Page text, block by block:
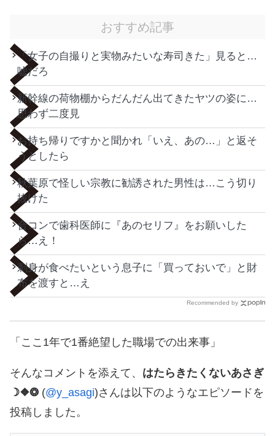
おすすめ記事
「女子の自撮りと実物みたいな寿司きた」見ると…
嘘だろ
新幹線の荷物棚からだんだん出てきたヤツの姿に…
思わず二度見
お持ち帰りですかと聞かれ「いえ、あの…」と返そ
うとしたら
秋葉原で怪しい宗教に勧誘された男性は…こう切り
抜けた
合コンで歯科医師に『あのセリフ』をお願いした
ら…え！
刺身が食べたいという息子に「買っておいで」と財
布を渡すと…え
Recommended by
「ここ1年で1番絶望した職場での出来事」
そんなコメントを添えて、 はたらきたくないあさぎ
☽❖❂ (@y_asagi)さんは以下のようなエピソードを
投稿しました。